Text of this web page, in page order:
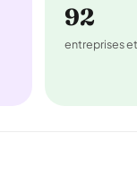
92
entreprises